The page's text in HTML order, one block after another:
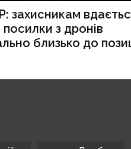
захисникам
з дронів
близько до